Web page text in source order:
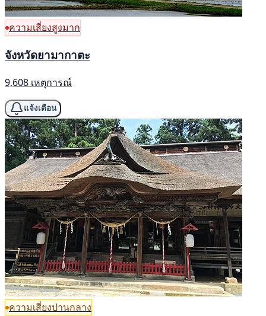
ความเสี่ยงสูงมาก
จังหวัดยามากาตะ
9,608 เหตุการณ์
แจ้งเตือน
ความเสี่ยงปานกลาง